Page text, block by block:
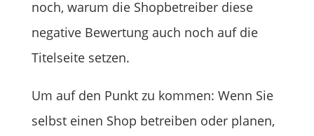
noch, warum die Shopbetreiber diese
negative Bewertung auch noch auf die
Titelseite setzen.
Um auf den Punkt zu kommen: Wenn Sie
selbst einen Shop betreiben oder planen,